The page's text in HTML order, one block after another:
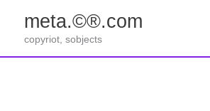
springen
meta.©®.com
copyriot, sobjects